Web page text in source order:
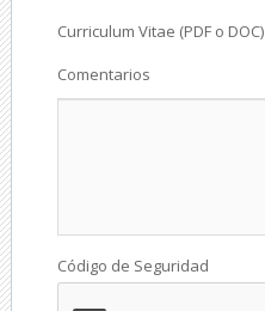
Curriculum Vitae (PDF o DOC)
Comentarios
Código de Seguridad